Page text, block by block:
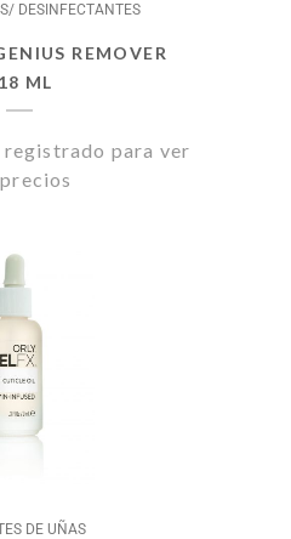
DESINFECTANTES
REMOVER
ML
para ver
DE UÑAS